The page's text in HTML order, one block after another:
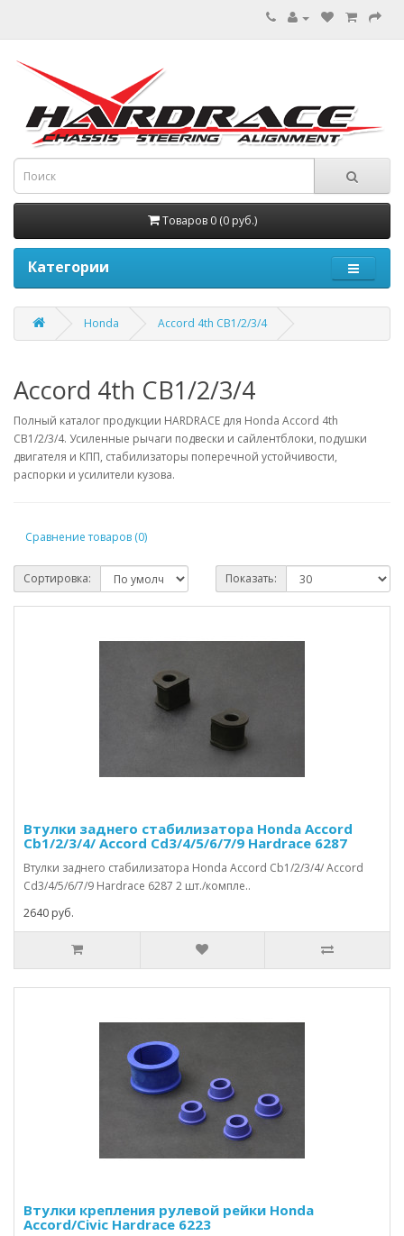
Товаров 0 (0 руб.)
Категории
Honda Accord 4th CB1/2/3/4
Accord 4th CB1/2/3/4
Полный каталог продукции HARDRACE для Honda Accord 4th
CB1/2/3/4. Усиленные рычаги подвески и сайлентблоки, подушки
двигателя и КПП, стабилизаторы поперечной устойчивости,
распорки и усилители кузова.
Сравнение товаров (0)
Сортировка: Показать:
Втулки заднего стабилизатора Honda Accord
Cb1/2/3/4/ Accord Cd3/4/5/6/7/9 Hardrace 6287
Втулки заднего стабилизатора Honda Accord Cb1/2/3/4/ Accord
Cd3/4/5/6/7/9 Hardrace 6287 2 шт./компле..
2640 руб.
Втулки крепления рулевой рейки Honda
Accord/Civic Hardrace 6223